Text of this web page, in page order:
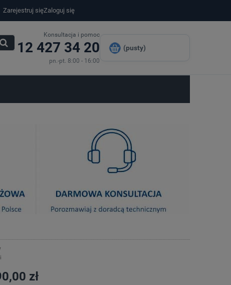
Zarejestruj sięZaloguj się
Konsultacja i pomoc
12 427 34 20
pn.-pt. 8:00 - 16:00
(pusty)
zł